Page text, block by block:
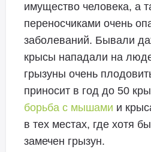
имущество человека, а
переносчиками очень
заболеваний. Бывали
крысы нападали на
грызуны очень
приносит в год до 50
борьба с мышами и
в тех местах, где хотя
замечен грызун.